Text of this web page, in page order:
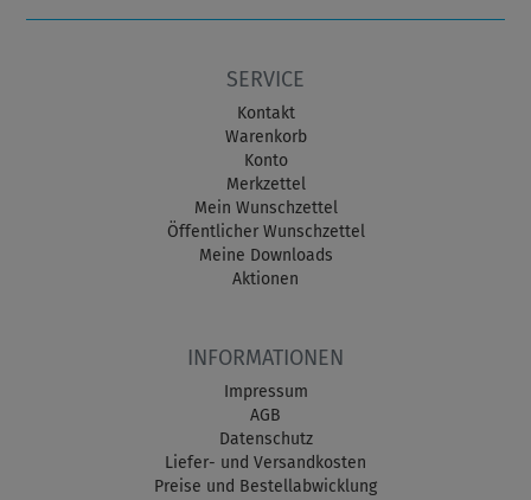
SERVICE
Kontakt
Warenkorb
Konto
Merkzettel
Mein Wunschzettel
Öffentlicher Wunschzettel
Meine Downloads
Aktionen
INFORMATIONEN
Impressum
AGB
Datenschutz
Liefer- und Versandkosten
Preise und Bestellabwicklung